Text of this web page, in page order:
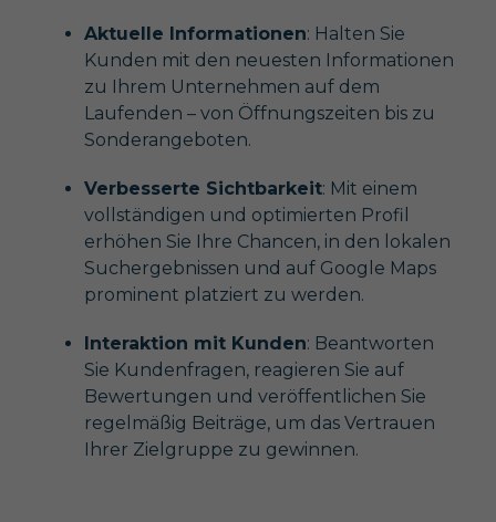
Aktuelle Informationen: Halten Sie
Kunden mit den neuesten Informationen
zu Ihrem Unternehmen auf dem
Laufenden – von Öffnungszeiten bis zu
Sonderangeboten.
Verbesserte Sichtbarkeit: Mit einem
vollständigen und optimierten Profil
erhöhen Sie Ihre Chancen, in den lokalen
Suchergebnissen und auf Google Maps
prominent platziert zu werden.
Interaktion mit Kunden: Beantworten
Sie Kundenfragen, reagieren Sie auf
Bewertungen und veröffentlichen Sie
regelmäßig Beiträge, um das Vertrauen
Ihrer Zielgruppe zu gewinnen.